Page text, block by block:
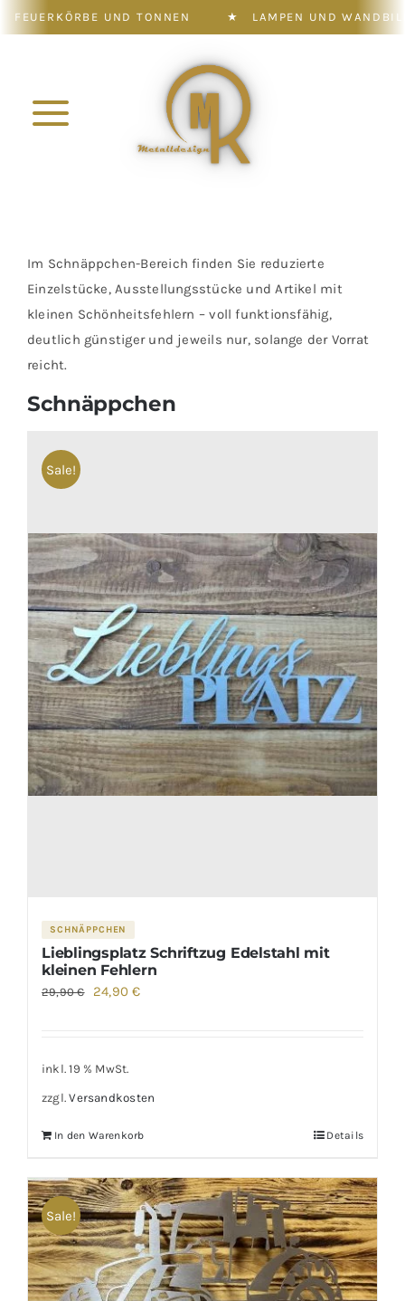
UND TONNEN ★ LAMPEN UND WANDBILDER
springen
Toggle
Im Schnäppchen-Bereich finden Sie reduzierte
Einzelstücke, Ausstellungsstücke und Artikel mit
kleinen Schönheitsfehlern – voll funktionsfähig,
deutlich günstiger und jeweils nur, solange der Vorrat
reicht.
Schnäppchen
Sale!
SCHNÄPPCHEN
Lieblingsplatz Schriftzug Edelstahl mit
kleinen Fehlern
29,90€
Ursprünglicher
29,90 €
24,90€Aktueller
inkl. 19 % MwSt.
zzgl.Versandkosten
In den Warenkorb Details
Sale!